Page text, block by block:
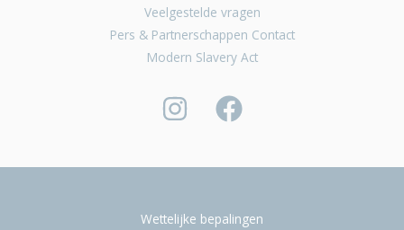
Veelgestelde vragen
Pers & Partnerschappen Contact
Modern Slavery Act
Wettelijke bepalingen